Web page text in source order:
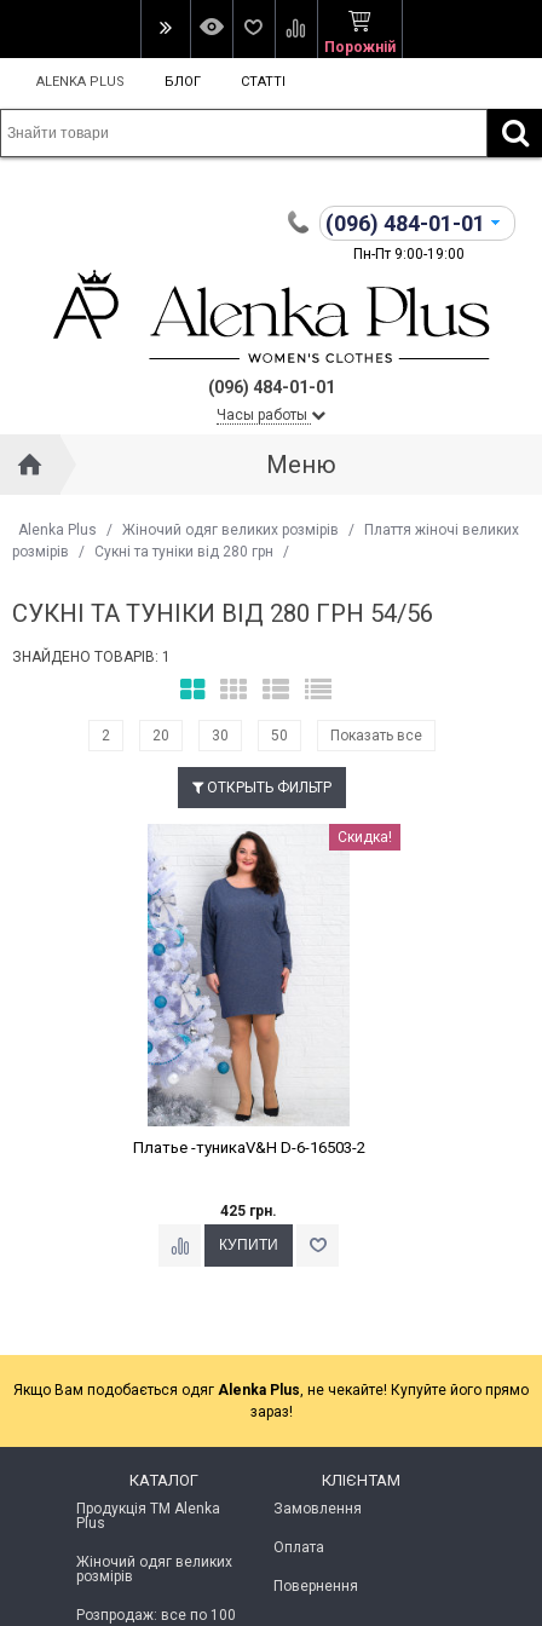
Порожній
ALENKA PLUS БЛОГ СТАТТІ
(096) 484-01-01
Пн-Пт 9:00-19:00
(096) 484-01-01
Часы работы
Меню
Alenka Plus / Жіночий одяг великих розмірів /
Плаття жіночі великих
розмірів
/ Сукні та туніки від 280 грн /
СУКНІ ТА ТУНІКИ ВІД 280 ГРН 54/56
ЗНАЙДЕНО ТОВАРІВ: 1
2 20 30 50 Показать все
ОТКРЫТЬ ФИЛЬТР
Наклейки Варіант з % Скидка!
Платье -туникаV&H D-6-16503-2
425 грн.
Якщо Вам подобається одяг Alenka Plus, не чекайте! Купуйте його прямо
зараз!
КАТАЛОГ
Продукція ТМ Alenka
Plus
Жіночий одяг великих
розмірів
Розпродаж: все по 100
КЛІЄНТАМ
Замовлення
Оплата
Повернення